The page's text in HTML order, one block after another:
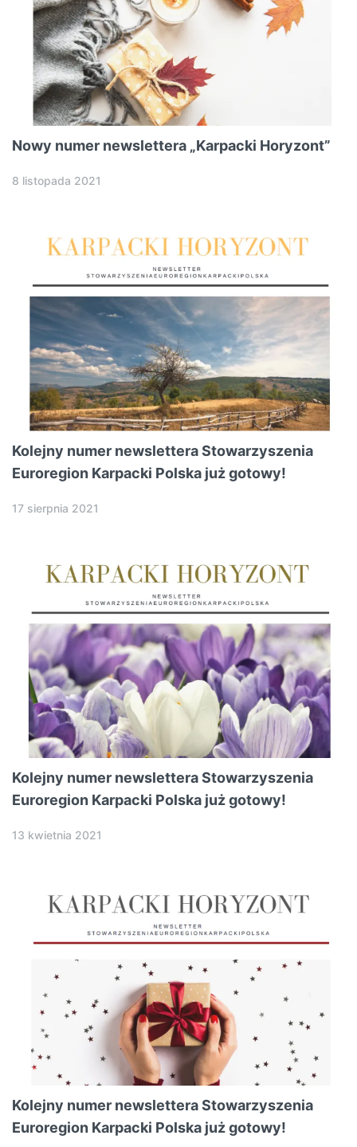
Nowy numer newslettera „Karpacki Horyzont”
8 listopada 2021
Kolejny numer newslettera Stowarzyszenia
Euroregion Karpacki Polska już gotowy!
17 sierpnia 2021
Kolejny numer newslettera Stowarzyszenia
Euroregion Karpacki Polska już gotowy!
13 kwietnia 2021
Kolejny numer newslettera Stowarzyszenia
Euroregion Karpacki Polska już gotowy!